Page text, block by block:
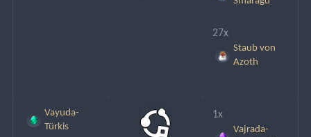
27x
Staub von
Azoth
Vayuda-
Türkis
1x
Vajrada-